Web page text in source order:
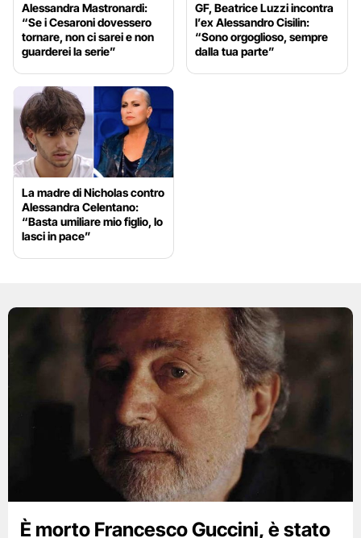
Alessandra Mastronardi:
“Se i Cesaroni dovessero
tornare, non ci sarei e non
guarderei la serie”
GF, Beatrice Luzzi incontra
l’ex Alessandro Cisilin:
“Sono orgoglioso, sempre
dalla tua parte”
La madre di Nicholas contro
Alessandra Celentano:
“Basta umiliare mio figlio, lo
lasci in pace”
È morto Francesco Guccini, è stato